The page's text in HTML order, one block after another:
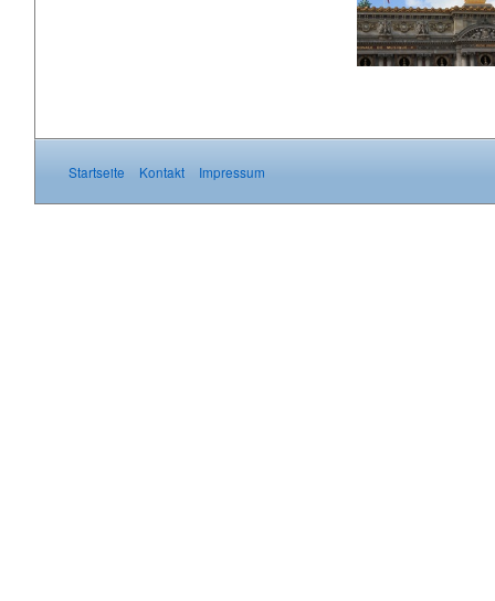
Startseite Kontakt Impressum